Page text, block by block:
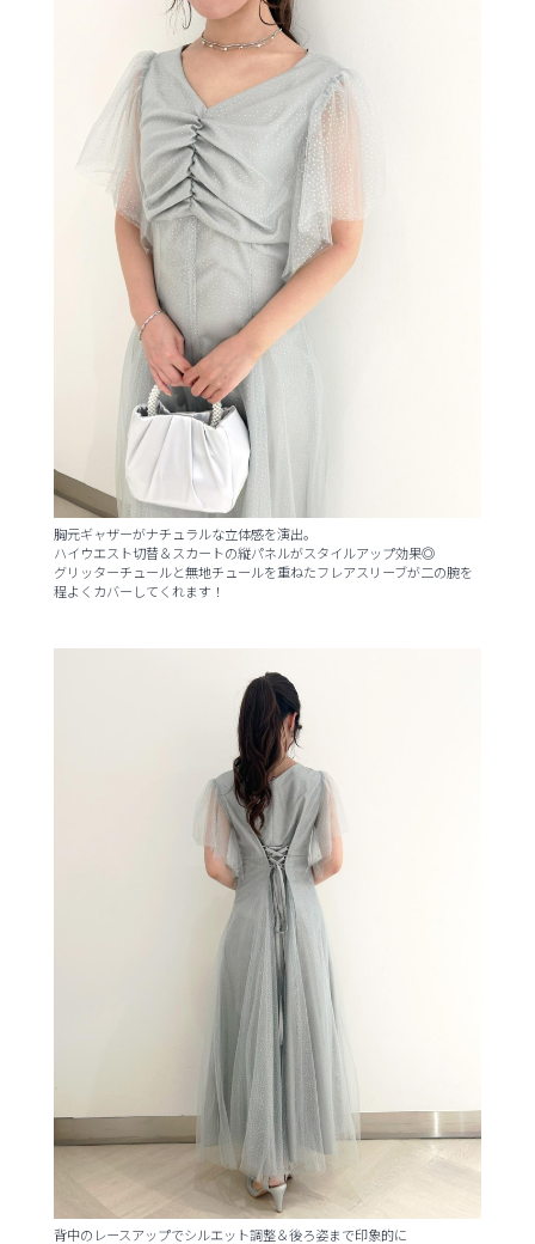
胸元ギャザーがナチュラルな立体感を演出。
ハイウエスト切替＆スカートの縦パネルがスタイルアップ効果◎
グリッターチュールと無地チュールを重ねたフレアスリーブが二の腕を
程よくカバーしてくれます！
背中のレースアップでシルエット調整＆後ろ姿まで印象的に